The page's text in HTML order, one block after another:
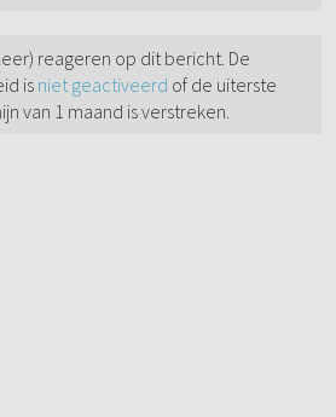
reageren op dit bericht. De
is niet geactiveerd of de uiterste
van 1 maand is verstreken.